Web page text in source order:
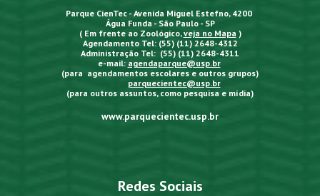
Parque CienTec - Avenida Miguel Estefno, 4200
Água Funda - São Paulo - SP
( Em frente ao Zoológico,veja no Mapa )
Agendamento Tel: (55) (11) 2648-4312
Administração Tel: (55) (11) 2648-4311
e-mail: agendaparque@usp.br
(para agendamentos escolares e outros grupos)
parquecientec@usp.br
(para outros assuntos, como pesquisa e mídia)
www.parquecientec.usp.br
Redes Sociais